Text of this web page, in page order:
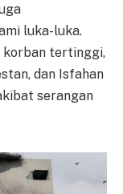
luka-luka.
korban tertinggi,
dan Isfahan
serangan